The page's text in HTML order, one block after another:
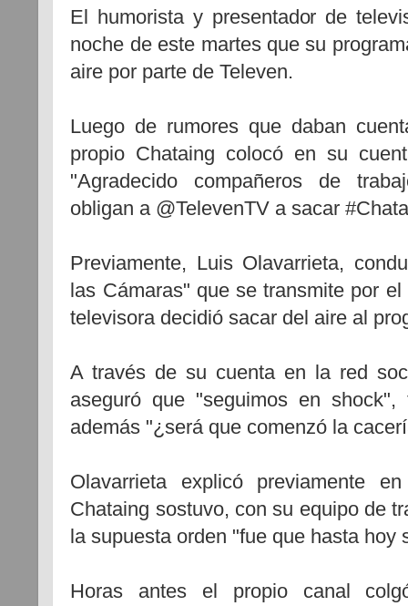
El humorista y presentador de
noche de este martes que su
aire por parte de Televen.
Luego de rumores que daban
propio Chataing colocó en su
"Agradecido compañeros de
obligan a @TelevenTV a sacar
Previamente, Luis Olavarrieta,
las Cámaras" que se transmite por
televisora decidió sacar del aire al
A través de su cuenta en la red social Twitter,
aseguró que "seguimos en
además "¿será que comenzó la
Olavarrieta explicó previamente
Chataing sostuvo, con su equipo de
la supuesta orden "fue que hasta hoy
Horas antes el propio canal